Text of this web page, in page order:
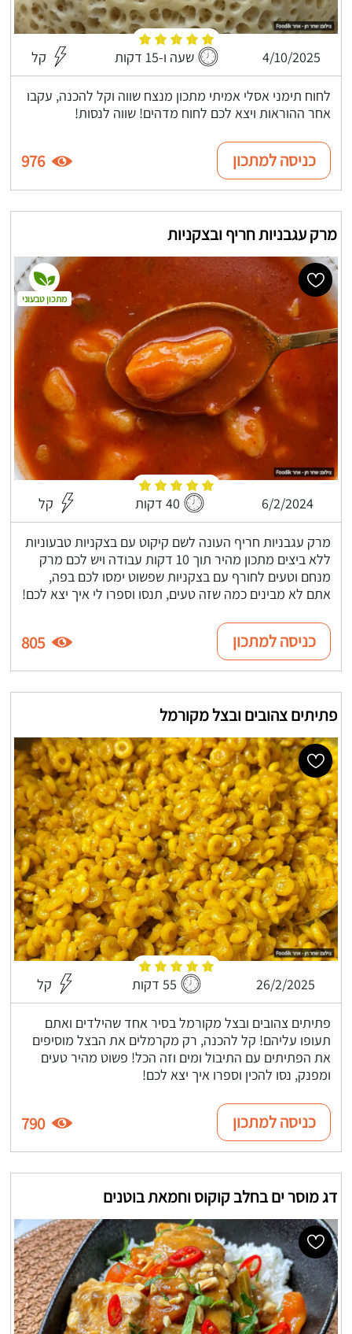
4/10/2025 שעה ו-15 דקות קל
לחוח תימני אסלי אמיתי מתכון מנצח שווה וקל להכנה, עקבו
אחר ההוראות ויצא לכם לחוח מדהים! שווה לנסות!
כניסה למתכון 976
מרק עגבניות חריף ובצקניות
6/2/2024 40 דקות קל
מרק עגבניות חריף העונה לשם קיקוט עם בצקניות טבעוניות
ללא ביצים מתכון מהיר תוך 10 דקות עבודה ויש לכם מרק
מנחם וטעים לחורף עם בצקניות שפשוט ימסו לכם בפה,
אתם לא מבינים כמה שזה טעים, תנסו וספרו לי איך יצא לכם!
מתכון טבעוני
כניסה למתכון 805
פתיתים צהובים ובצל מקורמל
26/2/2025 55 דקות קל
פתיתים צהובים ובצל מקורמל בסיר אחד שהילדים ואתם
תעופו עליהם! קל להכנה, רק מקרמלים את הבצל מוסיפים
את הפתיתים עם התיבול ומים וזה הכל! פשוט מהיר טעים
ומפנק, נסו להכין וספרו איך יצא לכם!
כניסה למתכון 790
דג מוסר ים בחלב קוקוס וחמאת בוטנים